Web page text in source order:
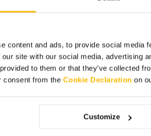
content and ads, to provide social media
site with our social media, advertising
to them or that they’ve collected
consent from the Cookie Declaration on
Customize
la disponibilità delle
le classi più richieste se vuoi
riporre le tue cose.